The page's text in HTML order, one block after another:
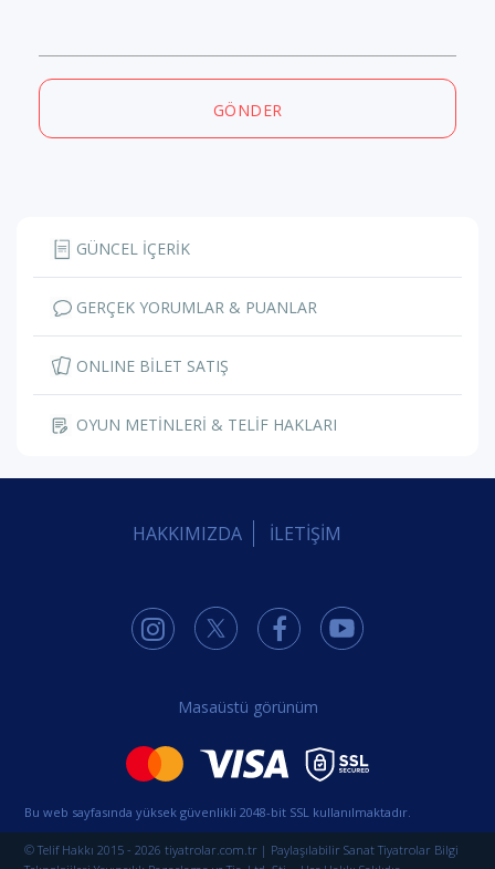
GÖNDER
GÜNCEL İÇERİK
GERÇEK YORUMLAR & PUANLAR
ONLINE BİLET SATIŞ
OYUN METİNLERİ & TELİF HAKLARI
HAKKIMIZDA İLETİŞİM
Masaüstü görünüm
Bu web sayfasında yüksek güvenlikli 2048-bit SSL kullanılmaktadır.
© Telif Hakkı 2015 - 2026 tiyatrolar.com.tr | Paylaşılabilir Sanat Tiyatrolar Bilgi